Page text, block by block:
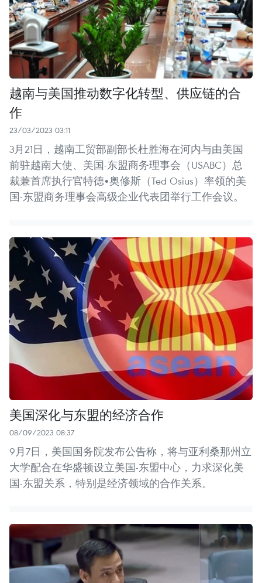
越南与美国推动数字化转型、供应链的合
作
23/03/2023 03:11
3月21日，越南工贸部副部长杜胜海在河内与由美国
前驻越南大使、美国-东盟商务理事会（USABC）总
裁兼首席执行官特德•奥修斯（Ted Osius）率领的美
国-东盟商务理事会高级企业代表团举行工作会议。
美国深化与东盟的经济合作
08/09/2023 08:37
9月7日，美国国务院发布公告称，将与亚利桑那州立
大学配合在华盛顿设立美国-东盟中心，力求深化美
国-东盟关系，特别是经济领域的合作关系。